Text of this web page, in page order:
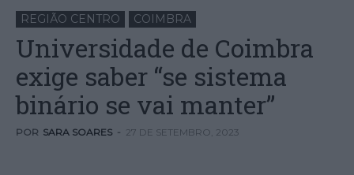
REGIÃO CENTRO COIMBRA
Universidade de Coimbra
exige saber “se sistema
binário se vai manter”
POR SARA SOARES - 27 DE SETEMBRO, 2023